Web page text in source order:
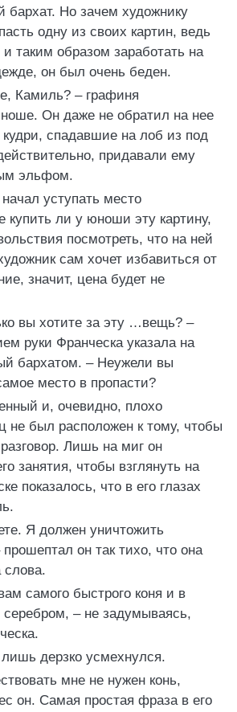
бархат. Но зачем художнику
одну из своих картин, ведь
таким образом заработать на
он был очень беден.
Камиль? – графиня
Он даже не обратил на нее
спадавшие на лоб из под
придавали ему
эльфом.
уступать место
купить ли у юноши эту картину,
посмотреть, что на ней
сам хочет избавиться от
значит, цена будет не
вы хотите за эту …вещь? –
руки Франческа указала на
бархатом. – Неужели вы
место в пропасти?
и, очевидно, плохо
не был расположен к тому, чтобы
Лишь на миг он
занятия, чтобы взглянуть на
показалось, что в его глазах
Я должен уничтожить
прошептал он так тихо, что она
самого быстрого коня и в
– не задумываясь,
дерзко усмехнулся.
мне не нужен конь,
он. Самая простая фраза в его